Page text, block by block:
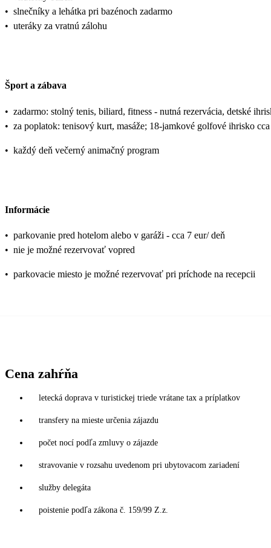
• slnečníky a lehátka pri bazénoch zadarmo
• uteráky za vratnú zálohu
Šport a zábava
• zadarmo: stolný tenis, biliard, fitness - nutná rezervácia, detské
• za poplatok: tenisový kurt, masáže; 18-jamkové golfové ihrisko
• každý deň večerný animačný program
Informácie
• parkovanie pred hotelom alebo v garáži - cca 7 eur/ deň
• nie je možné rezervovať vopred
• parkovacie miesto je možné rezervovať pri príchode na recepcii
Cena zahŕňa
letecká doprava v turistickej triede vrátane tax a príplatkov
transfery na mieste určenia zájazdu
počet nocí podľa zmluvy o zájazde
stravovanie v rozsahu uvedenom pri ubytovacom zariadení
služby delegáta
poistenie podľa zákona č. 159/99 Z.z.